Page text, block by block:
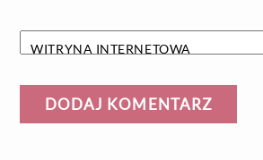
WITRYNA INTERNETOWA